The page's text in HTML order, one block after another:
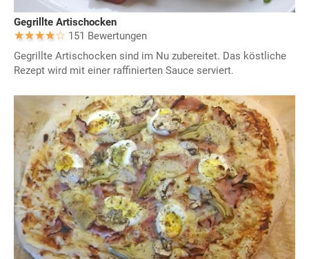
Gegrillte Artischocken
151 Bewertungen
Gegrillte Artischocken sind im Nu zubereitet. Das köstliche
Rezept wird mit einer raffinierten Sauce serviert.